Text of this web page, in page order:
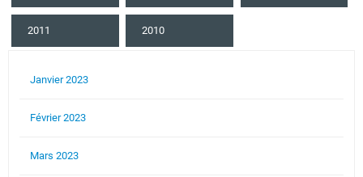
2011 2010
Janvier 2023
Février 2023
Mars 2023